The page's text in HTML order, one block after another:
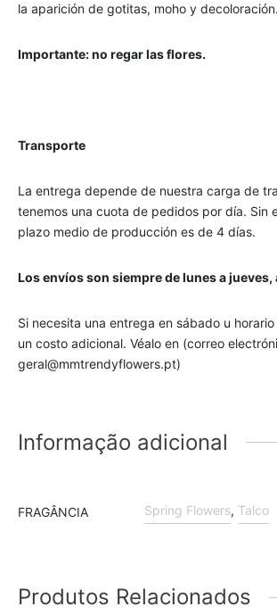
la aparición de gotitas, moho y decoloración.
Importante: no regar las flores.
Transporte
La entrega depende de nuestra carga de
tenemos una cuota de pedidos por día. Sin
plazo medio de producción es de 4 días.
Los envíos son siempre de lunes a jueves,
Si necesita una entrega en sábado u
un costo adicional. Véalo en (correo
geral@mmtrendyflowers.pt)
Informação adicional
FRAGÂNCIA Spring Flowers, Talco
Produtos Relacionados